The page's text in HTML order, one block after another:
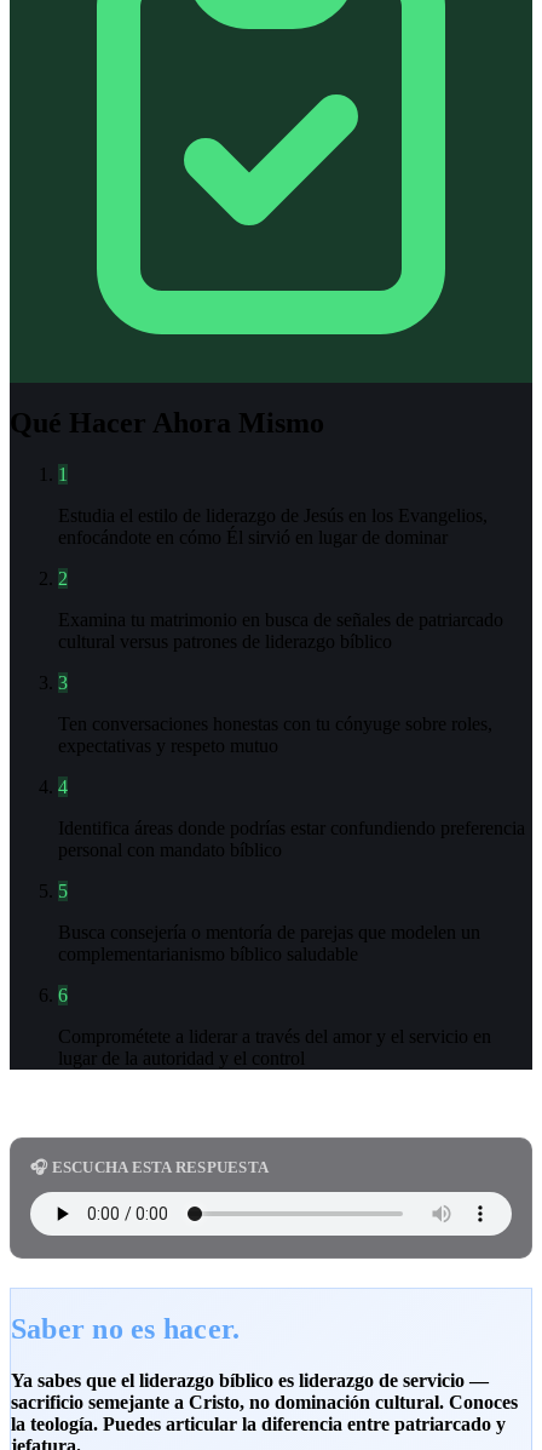
Qué Hacer Ahora Mismo
1
Estudia el estilo de liderazgo de Jesús en los Evangelios,
enfocándote en cómo Él sirvió en lugar de dominar
2
Examina tu matrimonio en busca de señales de patriarcado
cultural versus patrones de liderazgo bíblico
3
Ten conversaciones honestas con tu cónyuge sobre roles,
expectativas y respeto mutuo
4
Identifica áreas donde podrías estar confundiendo preferencia
personal con mandato bíblico
5
Busca consejería o mentoría de parejas que modelen un
complementarianismo bíblico saludable
6
Comprométete a liderar a través del amor y el servicio en
lugar de la autoridad y el control
🎧 ESCUCHA ESTA RESPUESTA
Saber no es hacer.
Ya sabes que el liderazgo bíblico es liderazgo de servicio —
sacrificio semejante a Cristo, no dominación cultural. Conoces
la teología. Puedes articular la diferencia entre patriarcado y
jefatura.